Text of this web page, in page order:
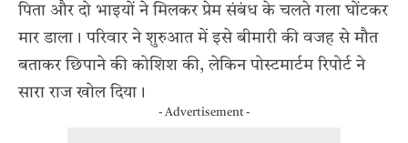
पिता और दो भाइयों ने मिलकर प्रेम संबंध के चलते गला घोंटकर
मार डाला। परिवार ने शुरुआत में इसे बीमारी की वजह से मौत
बताकर छिपाने की कोशिश की, लेकिन पोस्टमार्टम रिपोर्ट ने
सारा राज खोल दिया।
- Advertisement -